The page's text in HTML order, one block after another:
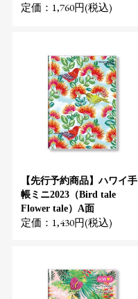
定価：1,760円(税込)
【先行予約商品】ハワイ手
帳ミニ2023（Bird tale
Flower tale）A面
定価：1,430円(税込)